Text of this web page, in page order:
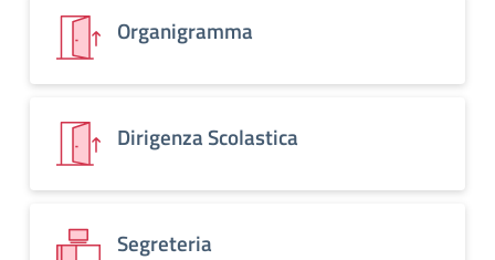
Organigramma
Dirigenza Scolastica
Segreteria